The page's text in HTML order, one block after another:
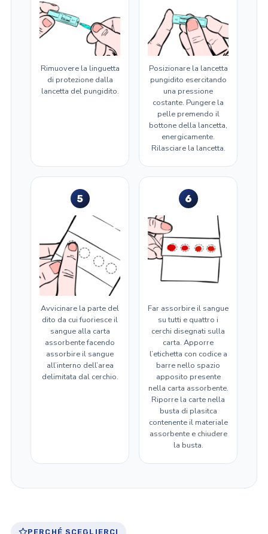
Rimuovere la linguetta
di protezione dalla
lancetta del pungidito.
Posizionare la lancetta
pungidito esercitando
una pressione
costante. Pungere la
pelle premendo il
bottone della lancetta,
energicamente.
Rilasciare la lancetta.
5
Avvicinare la parte del
dito da cui fuoriesce il
sangue alla carta
assorbente facendo
assorbire il sangue
all’interno dell’area
delimitata dal cerchio.
6
Far assorbire il sangue
su tutti e quattro i
cerchi disegnati sulla
carta. Apporre
l’etichetta con codice a
barre nello spazio
apposito presente
nella carta assorbente.
Riporre la carte nella
busta di plasitca
contenente il materiale
assorbente e chiudere
la busta.
PERCHÉ SCEGLIERCI